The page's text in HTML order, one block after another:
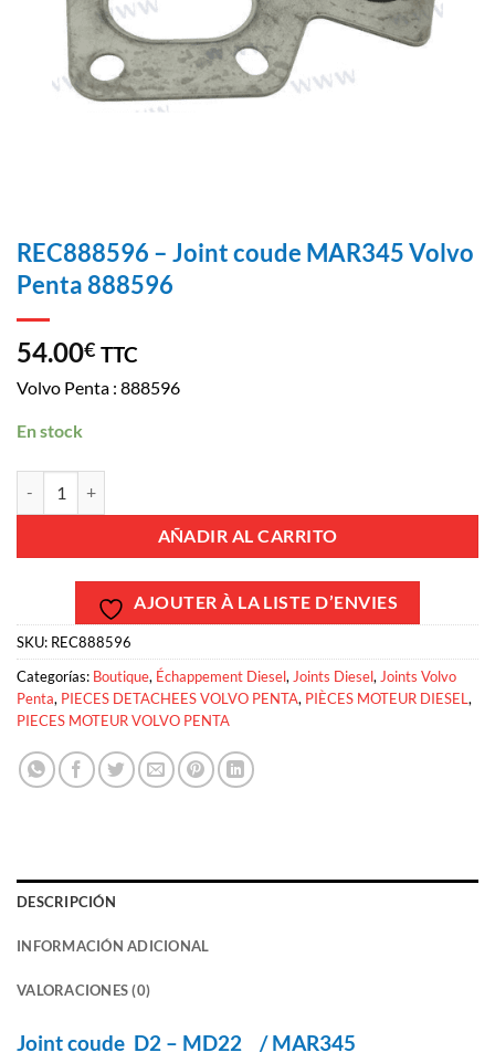
REC888596 – Joint coude MAR345 Volvo
Penta 888596
54.00€ TTC
Volvo Penta : 888596
En stock
AÑADIR AL CARRITO
AJOUTER À LA LISTE D’ENVIES
SKU: REC888596
Categorías: Boutique, Échappement Diesel, Joints Diesel, Joints Volvo
Penta, PIECES DETACHEES VOLVO PENTA, PIÈCES MOTEUR DIESEL ,
PIECES MOTEUR VOLVO PENTA
DESCRIPCIÓN
INFORMACIÓN ADICIONAL
VALORACIONES (0)
Joint coude D2 – MD22 / MAR345